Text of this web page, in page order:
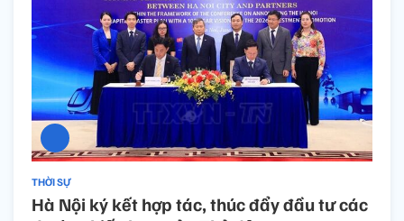
THỜI SỰ
Hà Nội ký kết hợp tác, thúc đẩy đầu tư các